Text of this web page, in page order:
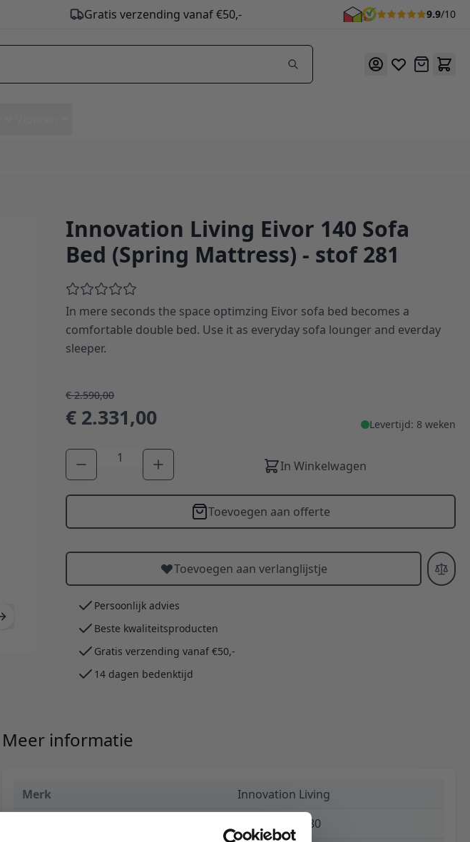
Gratis verzending vanaf €50,- 9.9/10
Offerte
- stof 281
Innovation Living Eivor 140 Sofa
Bed (Spring Mattress) - stof 281
In mere seconds the space optimzing Eivor sofa bed becomes a
comfortable double bed. Use it as everyday sofa lounger and everday
sleeper.
€ 2.590,00
€ 2.331,00 Levertijd: 8 weken
Aantal
In Winkelwagen
Toevoegen aan offerte
Toevoegen aan verlanglijstje
Persoonlijk advies
Beste kwaliteitsproducten
Gratis verzending vanaf €50,-
14 dagen bedenktijd
Meer informatie
Merk
Innovation Living
5700110953580